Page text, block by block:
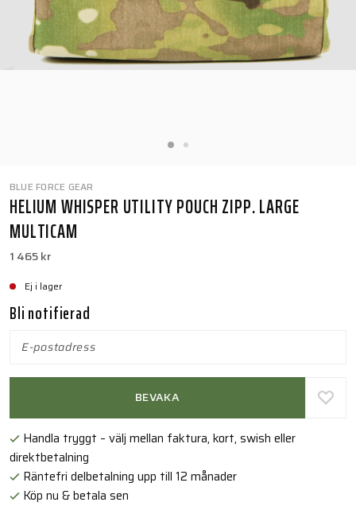
BLUE FORCE GEAR
HELIUM WHISPER UTILITY POUCH ZIPP. LARGE
MULTICAM
1 465 kr
Ej i lager
Bli notifierad
BEVAKA
Handla tryggt – välj mellan faktura, kort, swish eller
direktbetalning
Räntefri delbetalning upp till 12 månader
Köp nu & betala sen